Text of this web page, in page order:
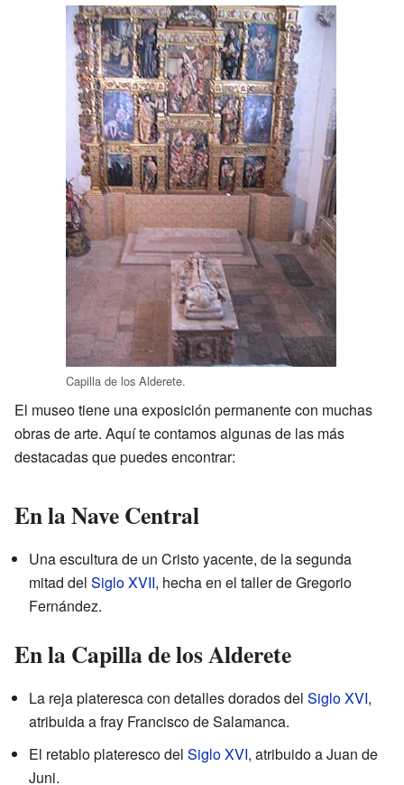
Capilla de los Alderete.
El museo tiene una exposición permanente con muchas
obras de arte. Aquí te contamos algunas de las más
destacadas que puedes encontrar:
En la Nave Central
Una escultura de un Cristo yacente, de la segunda
mitad del Siglo XVII, hecha en el taller de Gregorio
Fernández.
En la Capilla de los Alderete
La reja plateresca con detalles dorados del Siglo XVI,
atribuida a fray Francisco de Salamanca.
El retablo plateresco del Siglo XVI, atribuido a Juan de
Juni.